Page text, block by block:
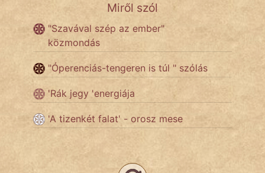
PSZICHO
ZENE
FILM
ÉLETMÓD
MAGYARSÁG
Miről szól
"Szavával szép az ember"
közmondás
"Óperenciás-tengeren is túl " szólás
'Rák jegy 'energiája
'A tizenkét falat' - orosz mese